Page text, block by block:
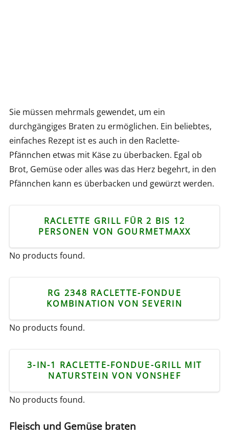
Sie müssen mehrmals gewendet, um ein
durchgängiges Braten zu ermöglichen. Ein beliebtes,
einfaches Rezept ist es auch in den Raclette-
Pfännchen etwas mit Käse zu überbacken. Egal ob
Brot, Gemüse oder alles was das Herz begehrt, in den
Pfännchen kann es überbacken und gewürzt werden.
RACLETTE GRILL FÜR 2 BIS 12
PERSONEN VON GOURMETMAXX
No products found.
RG 2348 RACLETTE-FONDUE
KOMBINATION VON SEVERIN
No products found.
3-IN-1 RACLETTE-FONDUE-GRILL MIT
NATURSTEIN VON VONSHEF
No products found.
Fleisch und Gemüse braten